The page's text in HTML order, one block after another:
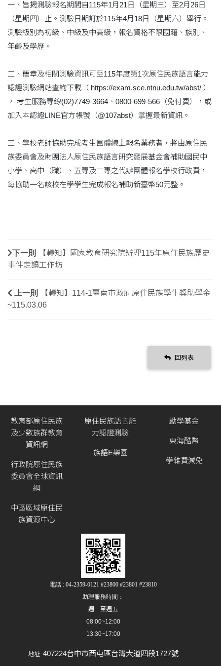
一、旨揭測驗報名期間自115年1月21日（星期三）至2月26日
（星期四）止。測驗日期訂於115年4月18日（星期六）舉行。
測驗級別為初級、中級及中高級，報名資格不限國籍、族別、
年齡及學歷。
二、簡章及相關測驗資訊可至115年度第1次原住民族語言能力
認證測驗網站查詢下載（ https://exam.sce.ntnu.edu.tw/abst/ ）
， 考生服務專線(02)7749-3664、0800-699-566（免付費），或
加入本認證LINE官方帳號（@107abst）掌握最新資訊。
三、學校老師協助完成考生團體線上報名業務者，將由原住民
族委員會及財團法人原住民族語言研究發展基金會補助國民中
小學、高中（職）、五專及二專之代辦團體報名學校行政費，
每協助一名該校在學學生完成報名補助新臺幣50元整。
下一則
【轉知】國家教育研究院辦理115年原住民族歷史
事件走讀工作坊
上一則
【轉知】114-1臺南市政府原住民族學生獎助學金
~115.03.06
回列表
教育部原住民族
及少數族群教育
資訊網
行政院原住民族
委員會全球資訊
網
中區區域原住民
族資源中心
原住民族語言能
力認證測驗
族語E樂園
勵學基金
東海酷幣
學雜費減免
電話 : 04-2359-0121 #23800 #23801 #23810
助理服務時間：
週一至週五
08:00~12:00
13:30~17:00
地址 407224台中市西屯區台灣大道四段1727號